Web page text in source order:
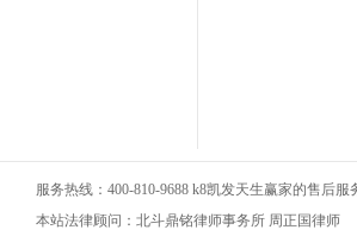
服务热线：400-810-9688 k8凯发天生赢家的售后服
本站法律顾问：北斗鼎铭律师事务所 周正国律师